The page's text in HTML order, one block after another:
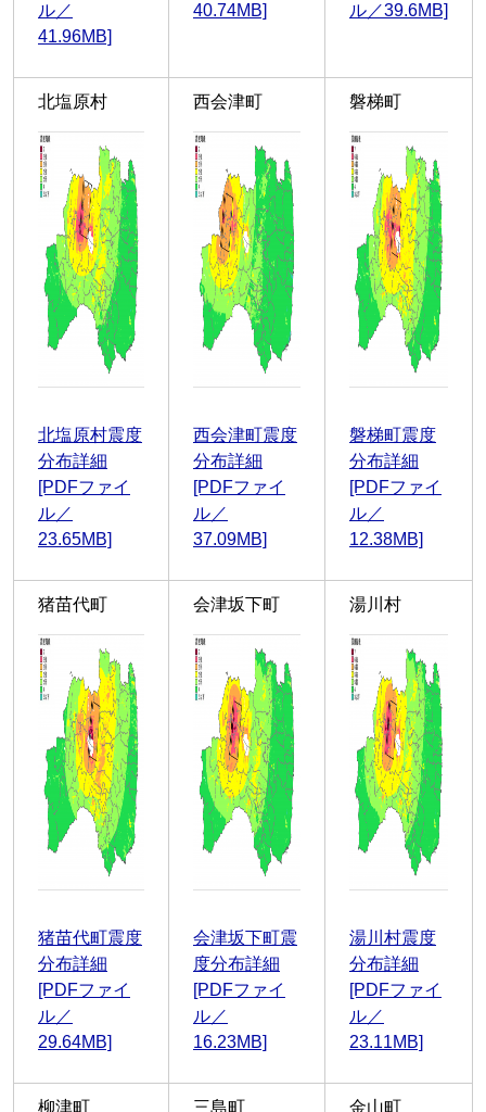
ル／
41.96MB]
40.74MB]
ル／39.6MB]
北塩原村
北塩原村震度
分布詳細
[PDFファイ
ル／
23.65MB]
西会津町
西会津町震度
分布詳細
[PDFファイ
ル／
37.09MB]
磐梯町
磐梯町震度
分布詳細
[PDFファイ
ル／
12.38MB]
猪苗代町
猪苗代町震度
分布詳細
[PDFファイ
ル／
29.64MB]
会津坂下町
会津坂下町震
度分布詳細
[PDFファイ
ル／
16.23MB]
湯川村
湯川村震度
分布詳細
[PDFファイ
ル／
23.11MB]
柳津町 三島町 金山町